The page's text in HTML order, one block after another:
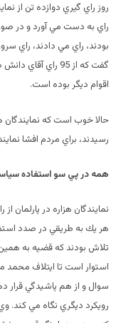
راي به دست مي آورد و در
اقوام ديگر بوده است.
حالا خوب است كه نمايندگان
رسيدند، براي مردم افشا
همه در پي سو استفاده
نمايندگان هزاره در پارلمان
هر يك به طريقي در صدد
تلاش بودند كه قضيه به
استوار است تا ايتلاف
سوال و از هم پاشيدگي
رويكرد ديگري نگاه مي كند.